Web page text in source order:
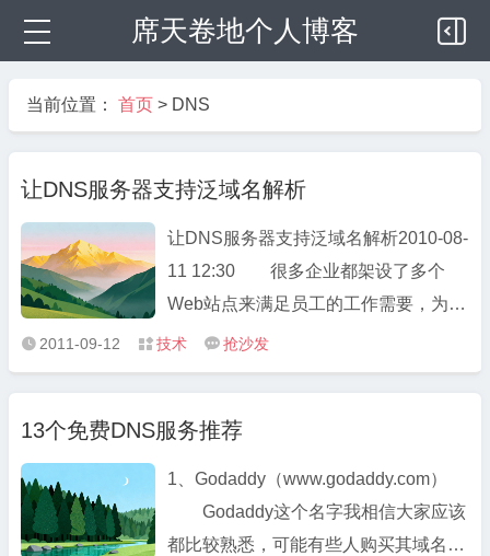
席天卷地个人博客
当前位置： 首页 > DNS
让DNS服务器支持泛域名解析
让DNS服务器支持泛域名解析2010-08-
11 12:30 很多企业都架设了多个
Web站点来满足员工的工作需要，为了
节省费用，这些网站通常采用虚拟主机
技术，即在同一个服务器上架设多个网
然而，维护这些二级域名的工作量非常
 2011-09-12  技术  抢沙发
13个免费DNS服务推荐
1、Godaddy（www.godaddy.com）
Godaddy这个名字我相信大家应该
都比较熟悉，可能有些人购买其域名或